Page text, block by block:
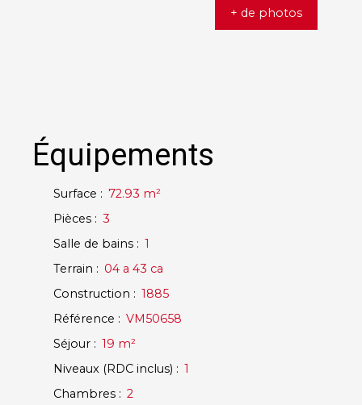
+ de photos
Équipements
Surface : 72.93 m²
Pièces : 3
Salle de bains : 1
Terrain : 04 a 43 ca
Construction : 1885
Référence : VM50658
Séjour : 19 m²
Niveaux (RDC inclus) : 1
Chambres : 2